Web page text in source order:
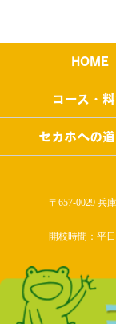
HOME
コース・
セカホへの道
〒657-0029 兵
開校時間：平